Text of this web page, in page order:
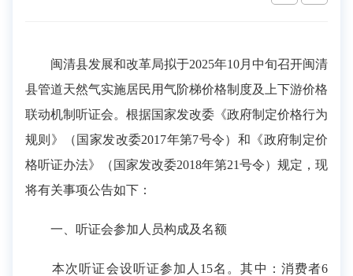
闽清县发展和改革局拟于2025年10月中旬召开闽清
县管道天然气实施居民用气阶梯价格制度及上下游价格
联动机制听证会。根据国家发改委《政府制定价格行为
规则》（国家发改委2017年第7号令）和《政府制定价
格听证办法》（国家发改委2018年第21号令）规定，现
将有关事项公告如下：
一、听证会参加人员构成及名额
本次听证会设听证参加人15名。其中：消费者6